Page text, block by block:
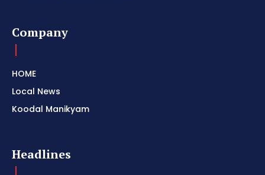
Company
HOME
Local News
Koodal Manikyam
Headlines